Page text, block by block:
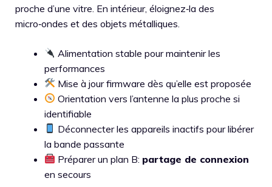
proche d’une vitre. En intérieur, éloignez‑la des
micro‑ondes et des objets métalliques.
Alimentation stable pour maintenir les
performances
Mise à jour firmware dès qu’elle est proposée
Orientation vers l’antenne la plus proche si
identifiable
Déconnecter les appareils inactifs pour libérer
la bande passante
Préparer un plan B: partage de connexion
en secours